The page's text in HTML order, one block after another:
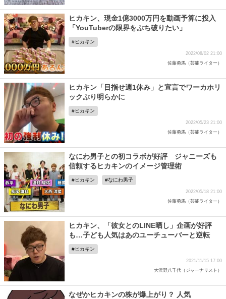
ヒカキン、現金1億3000万円を動画予算に投入
「YouTuberの限界をぶち破りたい」
ヒカキン
2022/08/02 21:00
佐藤勇馬（芸能ライター）
ヒカキン「目指せ週1休み」と宣言でワーカホリ
ックぶり明らかに
ヒカキン
2022/05/23 21:00
佐藤勇馬（芸能ライター）
なにわ男子との初コラボが好評 ジャニーズも
信頼するヒカキンのイメージ管理術
ヒカキン なにわ男子
2022/05/18 21:00
佐藤勇馬（芸能ライター）
ヒカキン、「彼女とのLINE晒し」企画が好評
も…子ども人気はあのユーチューバーと逆転
ヒカキン
2021/11/15 17:00
大沢野八千代（ジャーナリスト）
なぜかヒカキンの株が爆上がり？ 人気